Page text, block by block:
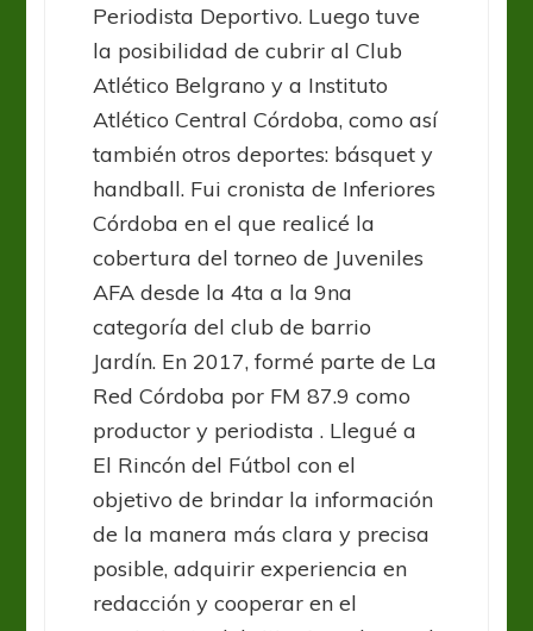
Periodista Deportivo. Luego tuve
la posibilidad de cubrir al Club
Atlético Belgrano y a Instituto
Atlético Central Córdoba, como así
también otros deportes: básquet y
handball. Fui cronista de Inferiores
Córdoba en el que realicé la
cobertura del torneo de Juveniles
AFA desde la 4ta a la 9na
categoría del club de barrio
Jardín. En 2017, formé parte de La
Red Córdoba por FM 87.9 como
productor y periodista . Llegué a
El Rincón del Fútbol con el
objetivo de brindar la información
de la manera más clara y precisa
posible, adquirir experiencia en
redacción y cooperar en el